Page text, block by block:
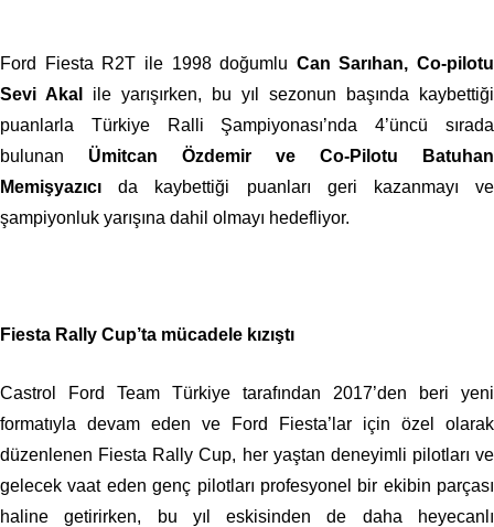
Ford Fiesta R2T ile 1998 doğumlu Can Sarıhan, Co-pilotu
Sevi Akal
ile yarışırken, bu yıl sezonun başında kaybettiği
puanlarla Türkiye Ralli Şampiyonası’nda 4’üncü sırada
bulunan Ümitcan Özdemir
ve Co-Pilotu Batuhan
Memişyazıcı da kaybettiği puanları geri kazanmayı ve
şampiyonluk yarışına dahil olmayı hedefliyor.
Fiesta Rally Cup’ta mücadele kızıştı
Castrol Ford Team Türkiye tarafından 2017’den beri yeni
formatıyla devam eden ve Ford Fiesta’lar için özel olarak
düzenlenen Fiesta Rally Cup, her yaştan deneyimli pilotları ve
gelecek vaat eden genç pilotları profesyonel bir ekibin parçası
haline getirirken, bu yıl eskisinden de daha heyecanlı